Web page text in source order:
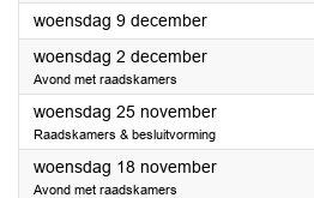
woensdag 9 december2026
woensdag 2 december2026
Avond met raadskamers
woensdag 25 november2026
Raadskamers & besluitvorming
woensdag 18 november2026
Avond met raadskamers